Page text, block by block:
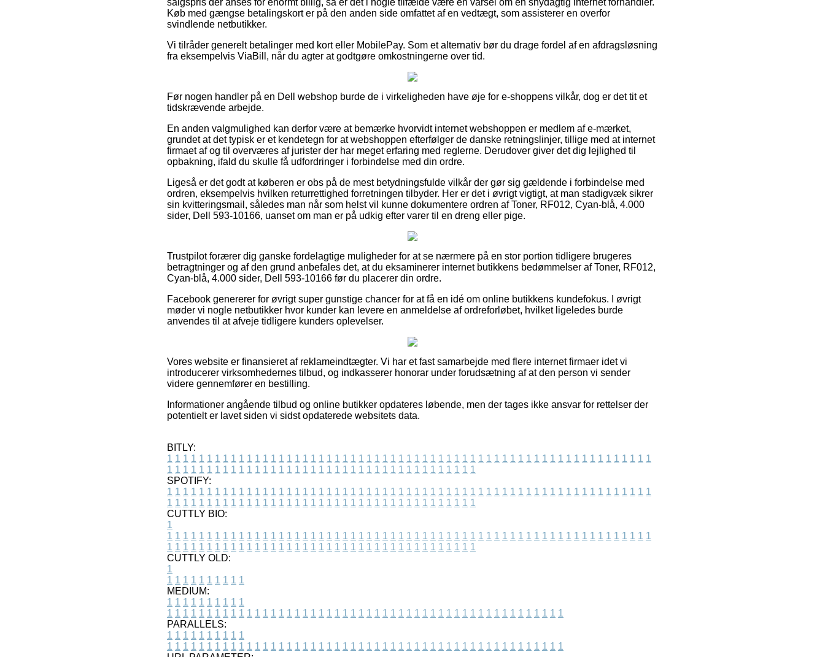
Køb med gængse betalingskort er på den anden side omfattet af en vedtægt, som assisterer en overfor
svindlende netbutikker.
Vi tilråder generelt betalinger med kort eller MobilePay. Som et alternativ bør du drage fordel af en afdragsløsning
fra eksempelvis ViaBill, når du agter at godtgøre omkostningerne over tid.
Før nogen handler på en Dell webshop burde de i virkeligheden have øje for e-shoppens vilkår, dog er det tit et
tidskrævende arbejde.
En anden valgmulighed kan derfor være at bemærke hvorvidt internet webshoppen er medlem af e-mærket,
grundet at det typisk er et kendetegn for at webshoppen efterfølger de danske retningslinjer, tillige med at internet
firmaet af og til overværes af jurister der har meget erfaring med reglerne. Derudover giver det dig lejlighed til
opbakning, ifald du skulle få udfordringer i forbindelse med din ordre.
Ligeså er det godt at køberen er obs på de mest betydningsfulde vilkår der gør sig gældende i forbindelse med
ordren, eksempelvis hvilken returrettighed forretningen tilbyder. Her er det i øvrigt vigtigt, at man stadigvæk sikrer
sin kvitteringsmail, således man når som helst vil kunne dokumentere ordren af Toner, RF012, Cyan-blå, 4.000
sider, Dell 593-10166, uanset om man er på udkig efter varer til en dreng eller pige.
Trustpilot forærer dig ganske fordelagtige muligheder for at se nærmere på en stor portion tidligere brugeres
betragtninger og af den grund anbefales det, at du eksaminerer internet butikkens bedømmelser af Toner, RF012,
Cyan-blå, 4.000 sider, Dell 593-10166 før du placerer din ordre.
Facebook genererer for øvrigt super gunstige chancer for at få en idé om online butikkens kundefokus. I øvrigt
møder vi nogle netbutikker hvor kunder kan levere en anmeldelse af ordreforløbet, hvilket ligeledes burde
anvendes til at afveje tidligere kunders oplevelser.
Vores website er finansieret af reklameindtægter. Vi har et fast samarbejde med flere internet firmaer idet vi
introducerer virksomhedernes tilbud, og indkasserer honorar under forudsætning af at den person vi sender
videre gennemfører en bestilling.
Informationer angående tilbud og online butikker opdateres løbende, men der tages ikke ansvar for rettelser der
potentielt er lavet siden vi sidst opdaterede websitets data.
BITLY:
1 1 1 1 1 1 1 1 1 1 1 1 1 1 1 1 1 1 1 1 1 1 1 1 1 1 1 1 1 1 1 1 1 1 1 1 1 1 1 1 1 1 1 1 1 1 1 1 1 1 1 1 1 1 1 1 1 1 1 1 1
1 1 1 1 1 1 1 1 1 1 1 1 1 1 1 1 1 1 1 1 1 1 1 1 1 1 1 1 1 1 1 1 1 1 1 1 1 1 1
SPOTIFY:
1 1 1 1 1 1 1 1 1 1 1 1 1 1 1 1 1 1 1 1 1 1 1 1 1 1 1 1 1 1 1 1 1 1 1 1 1 1 1 1 1 1 1 1 1 1 1 1 1 1 1 1 1 1 1 1 1 1 1 1 1
1 1 1 1 1 1 1 1 1 1 1 1 1 1 1 1 1 1 1 1 1 1 1 1 1 1 1 1 1 1 1 1 1 1 1 1 1 1 1
CUTTLY BIO:
1
1 1 1 1 1 1 1 1 1 1 1 1 1 1 1 1 1 1 1 1 1 1 1 1 1 1 1 1 1 1 1 1 1 1 1 1 1 1 1 1 1 1 1 1 1 1 1 1 1 1 1 1 1 1 1 1 1 1 1 1 1
1 1 1 1 1 1 1 1 1 1 1 1 1 1 1 1 1 1 1 1 1 1 1 1 1 1 1 1 1 1 1 1 1 1 1 1 1 1 1
CUTTLY OLD:
1
1 1 1 1 1 1 1 1 1 1
MEDIUM:
1 1 1 1 1 1 1 1 1 1
1 1 1 1 1 1 1 1 1 1 1 1 1 1 1 1 1 1 1 1 1 1 1 1 1 1 1 1 1 1 1 1 1 1 1 1 1 1 1 1 1 1 1 1 1 1 1 1 1 1
PARALLELS:
1 1 1 1 1 1 1 1 1 1
1 1 1 1 1 1 1 1 1 1 1 1 1 1 1 1 1 1 1 1 1 1 1 1 1 1 1 1 1 1 1 1 1 1 1 1 1 1 1 1 1 1 1 1 1 1 1 1 1 1